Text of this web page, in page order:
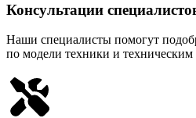
Консультации
Наши специалисты помогут
по модели техники и техническим